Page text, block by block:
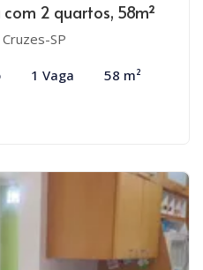
2 quartos, 58m²
SP
1 Vaga 58 m²